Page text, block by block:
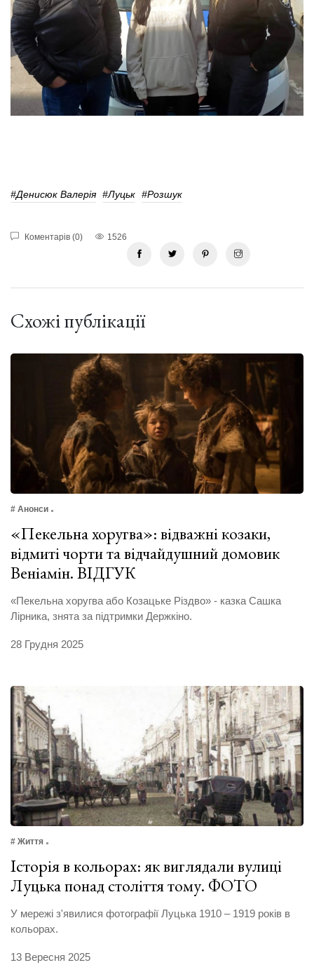
#Денисюк Валерія #Луцьк #Розшук
Коментарів (0) 1526
Схожі публікації
# Анонси
«Пекельна хоругва»: відважні козаки,
відмиті чорти та відчайдушний домовик
Веніамін. ВІДГУК
«Пекельна хоругва або Козацьке Різдво» - казка Сашка
Лірника, знята за підтримки Держкіно.
28 Грудня 2025
# Життя
Історія в кольорах: як виглядали вулиці
Луцька понад століття тому. ФОТО
У мережі з'явилися фотографії Луцька 1910 – 1919 років в
кольорах.
13 Вересня 2025